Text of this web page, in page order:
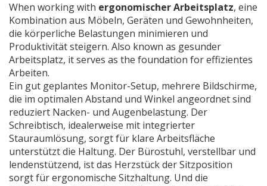
When working with ergonomischer Arbeitsplatz, eine
Kombination aus Möbeln, Geräten und Gewohnheiten,
die körperliche Belastungen minimieren und
Produktivität steigern. Also known as gesunder
Arbeitsplatz, it serves as the foundation for effizientes
Arbeiten.
Ein gut geplantes Monitor-Setup, mehrere Bildschirme,
die im optimalen Abstand und Winkel angeordnet sind
reduziert Nacken- und Augenbelastung. Der
Schreibtisch, idealerweise mit integrierter
Stauraumlösung, sorgt für klare Arbeitsfläche
unterstützt die Haltung. Der Bürostuhl, verstellbar und
lendenstützend, ist das Herzstück der Sitzposition
sorgt für ergonomische Sitzhaltung. Und die